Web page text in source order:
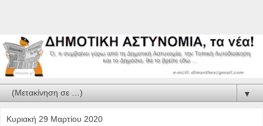
▼
Κυριακή 29 Μαρτίου 2020